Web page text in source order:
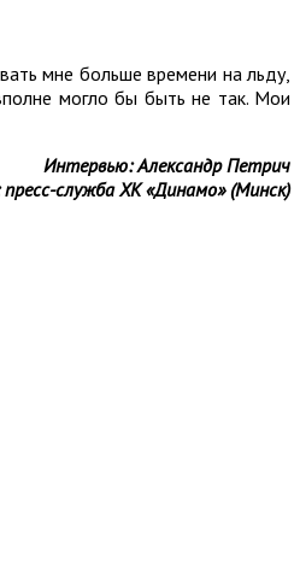
мне больше времени на льду,
могло бы быть не так. Мои
Интервью: Александр Петрич
служба ХК «Динамо» (Минск)